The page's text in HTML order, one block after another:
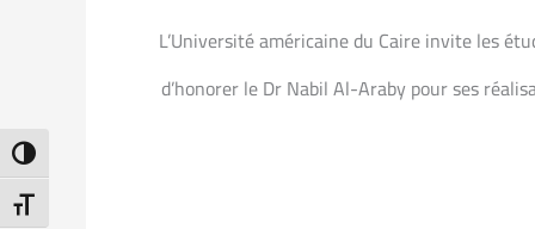
L’Université américaine du Caire invite les
d’honorer le Dr Nabil Al-Araby pour ses